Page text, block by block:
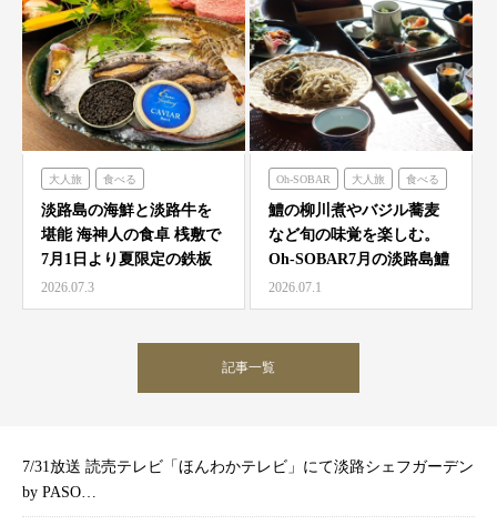
大人旅 食べる
海神人の食卓
淡路島の海鮮と淡路牛を
堪能 海神人の食卓 桟敷で
7月1日より夏限定の鉄板
焼きコース4種が登…
2026.07.3
Oh-SOBAR 大人旅 食べる
鱧の柳川煮やバジル蕎麦
など旬の味覚を楽しむ。
Oh-SOBAR7月の淡路島鱧
会席
2026.07.1
記事一覧
7/31放送 読売テレビ「ほんわかテレビ」にて淡路シェフガーデン
by PASO…